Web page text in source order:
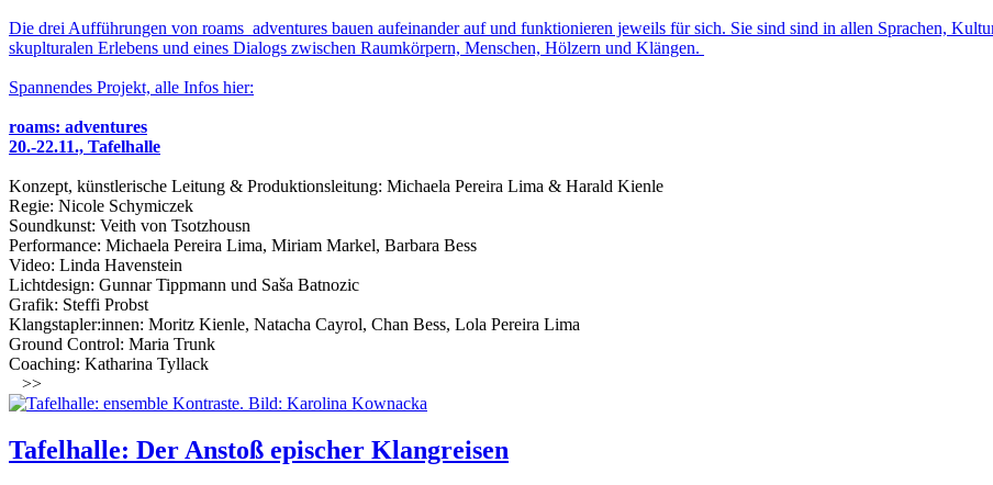
Die drei Aufführungen von roams_adventures bauen aufeinander auf und funktionieren jeweils für sich. Sie sind sind in allen Sprachen,
skuplturalen Erlebens und eines Dialogs zwischen Raumkörpern, Menschen, Hölzern und Klängen.
Spannendes Projekt, alle Infos hier:
roams: adventures
20.-22.11., Tafelhalle
Konzept, künstlerische Leitung & Produktionsleitung: Michaela Pereira Lima & Harald Kienle
Regie: Nicole Schymiczek
Soundkunst: Veith von Tsotzhousn
Performance: Michaela Pereira Lima, Miriam Markel, Barbara Bess
Video: Linda Havenstein
Lichtdesign: Gunnar Tippmann und Saša Batnozic
Grafik: Steffi Probst
Klangstapler:innen: Moritz Kienle, Natacha Cayrol, Chan Bess, Lola Pereira Lima
Ground Control: Maria Trunk
Coaching: Katharina Tyllack
>>
Tafelhalle: Der Anstoß epischer Klangreisen